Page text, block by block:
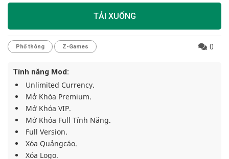
TẢI XUỐNG
Phổ thông Z-Games 0
Tính năng Mod:
Unlimited Currency.
Mở Khóa Premium.
Mở Khóa VIP.
Mở Khóa Full Tính Năng.
Full Version.
Xóa Quảngcáo.
Xóa Logo.